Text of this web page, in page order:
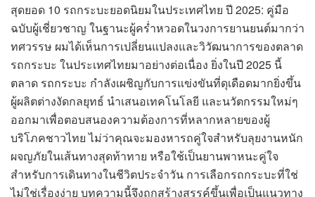
สุดยอด 10 รถกระบะยอดนิยมในประเทศไทย ปี 2025: คู่มือ
ฉบับผู้เชี่ยวชาญ ในฐานะผู้คร่ำหวอดในวงการยานยนต์มากว่า
ทศวรรษ ผมได้เห็นการเปลี่ยนแปลงและวิวัฒนาการของตลาด
รถกระบะ ในประเทศไทยมาอย่างต่อเนื่อง ยิ่งในปี 2025 นี้
ตลาด รถกระบะ กำลังเผชิญกับการแข่งขันที่ดุเดือดมากยิ่งขึ้น
ผู้ผลิตต่างงัดกลยุทธ์ นำเสนอเทคโนโลยี และนวัตกรรมใหม่ๆ
ออกมาเพื่อตอบสนองความต้องการที่หลากหลายของผู้
บริโภคชาวไทย ไม่ว่าคุณจะมองหารถคู่ใจสำหรับลุยงานหนัก
ผจญภัยในเส้นทางสุดท้าทาย หรือใช้เป็นยานพาหนะคู่ใจ
สำหรับการเดินทางในชีวิตประจำวัน การเลือกรถกระบะที่ใช่
ไม่ใช่เรื่องง่าย บทความนี้จึงถูกสร้างสรรค์ขึ้นเพื่อเป็นแนวทาง